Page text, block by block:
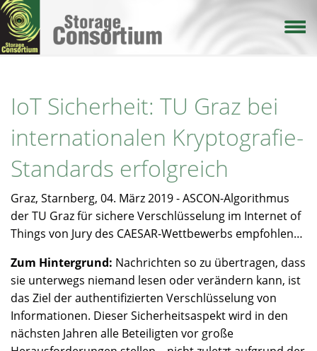
Direkt
zum
Inhalt
IoT Sicherheit: TU Graz bei
internationalen Kryptografie-
Standards erfolgreich
Graz, Starnberg, 04. März 2019 - ASCON-Algorithmus
der TU Graz für sichere Verschlüsselung im Internet of
Things von Jury des CAESAR-Wettbewerbs empfohlen…
Zum Hintergrund: Nachrichten so zu übertragen, dass
sie unterwegs niemand lesen oder verändern kann, ist
das Ziel der authentifizierten Verschlüsselung von
Informationen. Dieser Sicherheitsaspekt wird in den
nächsten Jahren alle Beteiligten vor große